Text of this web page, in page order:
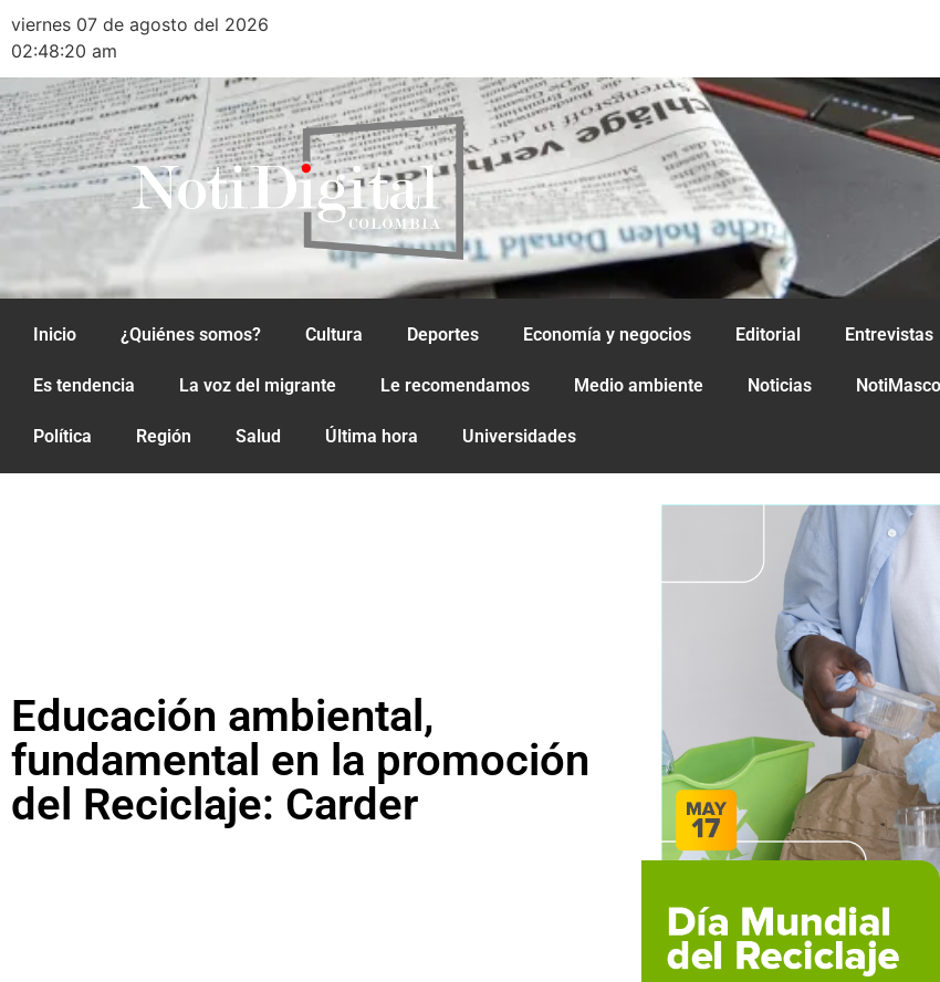
viernes 07 de agosto del 2026
02:48:20 am
Inicio ¿Quiénes somos? Cultura Deportes Economía y negocios Editorial Entrevistas
Es tendencia La voz del migrante Le recomendamos Medio ambiente Noticias
Política Región Salud Última hora Universidades
Educación ambiental,
fundamental en la promoción
del Reciclaje: Carder